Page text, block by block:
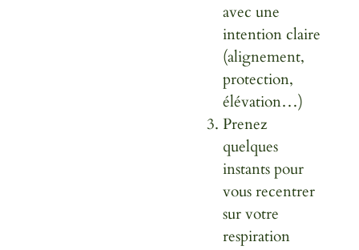
avec une
intention claire
(alignement,
protection,
élévation…)
Prenez
quelques
instants pour
vous recentrer
sur votre
respiration